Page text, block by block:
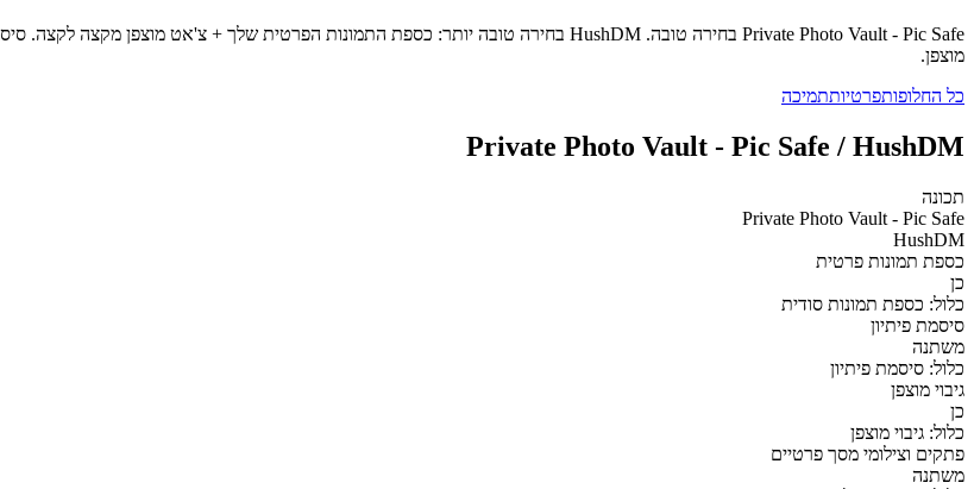
מוצפן.
כל החלופותפרטיותתמיכה
Private Photo Vault - Pic Safe / HushDM
תכונה
Private Photo Vault - Pic Safe
HushDM
כספת תמונות פרטית
כן
כלול: כספת תמונות סודית
סיסמת פיתיון
משתנה
כלול: סיסמת פיתיון
גיבוי מוצפן
כן
כלול: גיבוי מוצפן
פתקים וצילומי מסך פרטיים
משתנה